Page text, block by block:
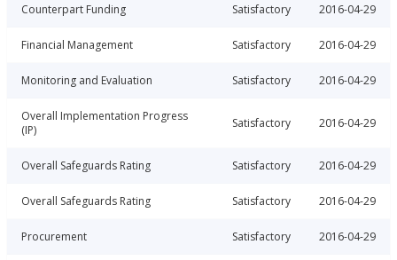
Counterpart Funding Satisfactory 2016-04-29
Financial Management Satisfactory 2016-04-29
Monitoring and Evaluation Satisfactory 2016-04-29
Overall Implementation Progress
(IP)
Satisfactory 2016-04-29
Overall Safeguards Rating Satisfactory 2016-04-29
Overall Safeguards Rating Satisfactory 2016-04-29
Procurement Satisfactory 2016-04-29